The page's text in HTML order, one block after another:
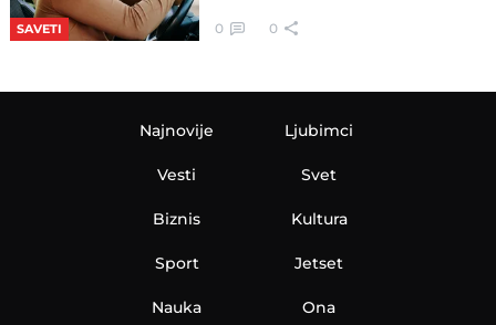
SAVETI 0 0
Najnovije
Vesti
Biznis
Sport
Nauka
Ljubimci
Svet
Kultura
Jetset
Ona